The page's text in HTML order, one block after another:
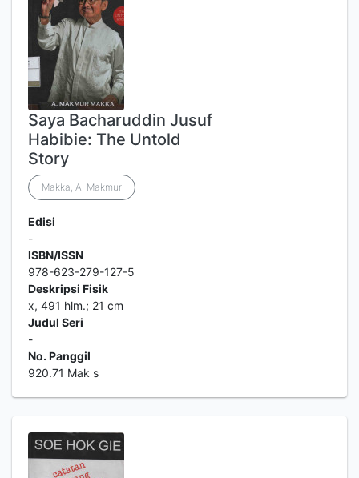
Saya Bacharuddin Jusuf
Habibie: The Untold
Story
Makka, A. Makmur
Edisi
-
ISBN/ISSN
978-623-279-127-5
Deskripsi Fisik
x, 491 hlm.; 21 cm
Judul Seri
-
No. Panggil
920.71 Mak s